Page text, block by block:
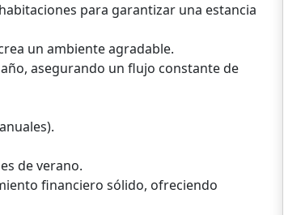
para garantizar una estancia
un ambiente agradable.
asegurando un flujo constante de
de verano.
financiero sólido, ofreciendo